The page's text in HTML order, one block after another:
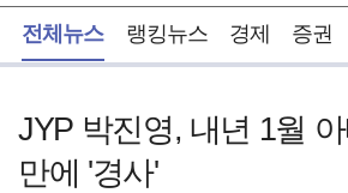
전체뉴스 랭킹뉴스 경제 증권
JYP 박진영, 내년 1월
만에 '경사'